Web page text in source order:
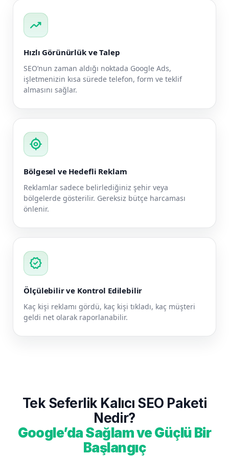
trending_up
Hızlı Görünürlük ve Talep
SEO’nun zaman aldığı noktada Google Ads,
işletmenizin kısa sürede telefon, form ve teklif
almasını sağlar.
my_location
Bölgesel ve Hedefli Reklam
Reklamlar sadece belirlediğiniz şehir veya
bölgelerde gösterilir. Gereksiz bütçe harcaması
önlenir.
verified
Ölçülebilir ve Kontrol Edilebilir
Kaç kişi reklamı gördü, kaç kişi tıkladı, kaç müşteri
geldi net olarak raporlanabilir.
Tek Seferlik Kalıcı SEO Paketi
Nedir?
Google’da Sağlam ve Güçlü Bir
Başlangıç